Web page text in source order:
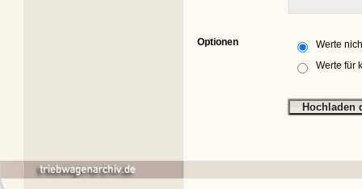
Optionen
Werte
Werte für